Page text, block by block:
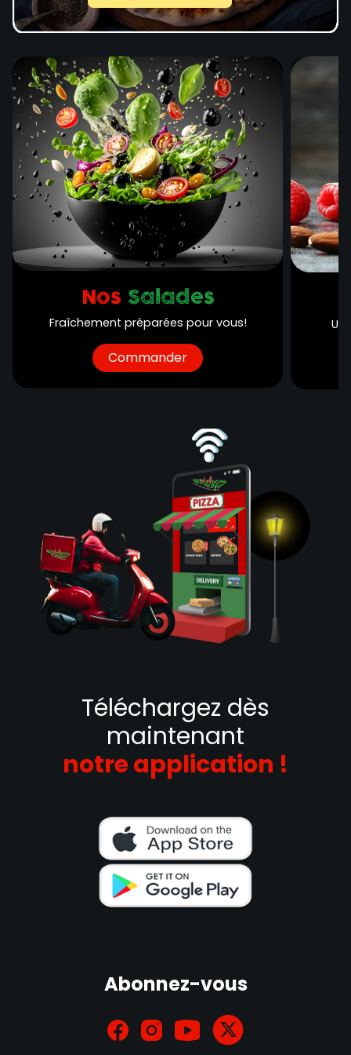
Nos Salades
Fraîchement préparées pour vous!
Commander
Téléchargez dès
maintenant
notre application !
Abonnez-vous